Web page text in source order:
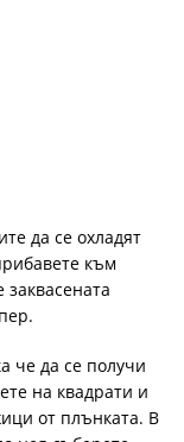
да се охладят
към
че да се получи
на квадрати и
от плънката. В